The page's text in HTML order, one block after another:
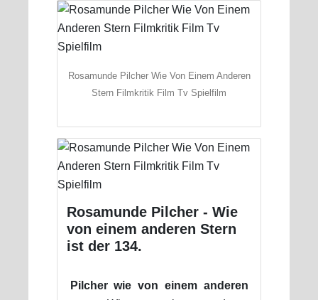
Rosamunde Pilcher Wie Von Einem Anderen
Stern Filmkritik Film Tv Spielfilm
Rosamunde Pilcher - Wie
von einem anderen Stern
ist der 134.
Pilcher wie von einem anderen